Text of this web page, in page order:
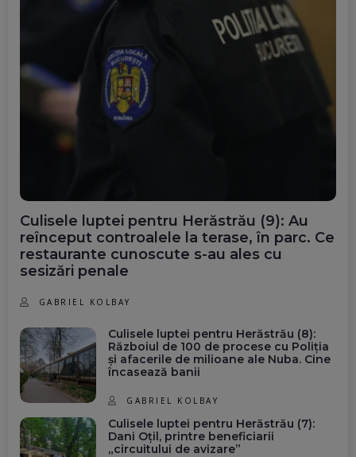
Culisele luptei pentru Herăstrău (9): Au
reînceput controalele la terase, în parc. Ce
restaurante cunoscute s-au ales cu
sesizări penale
GABRIEL KOLBAY
Culisele luptei pentru Herăstrău (8):
Războiul de 100 de procese cu Poliția
și afacerile de milioane ale Nuba. Cine
încasează banii
GABRIEL KOLBAY
Culisele luptei pentru Herăstrău (7):
Dani Oțil, printre beneficiarii
„circuitului de avizare”